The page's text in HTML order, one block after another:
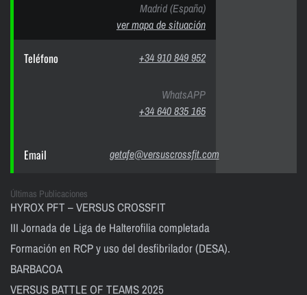
Madrid (España)
ver mapa de situación
Teléfono +34 910 849 952
WhatsAPP
+34 640 835 165
Email getafe@versuscrossfit.com
Últimas Publicaciones
HYROX PFT – VERSUS CROSSFIT
III Jornada de Liga de Halterofilia completada
Formación en RCP y uso del desfibrilador (DESA).
BARBACOA
VERSUS BATTLE OF TEAMS 2025